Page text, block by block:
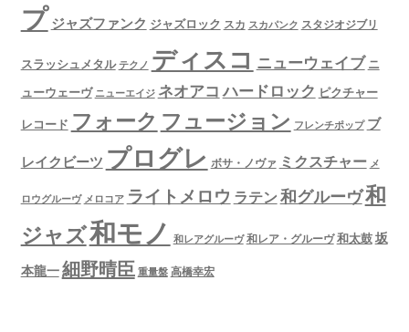
プ ジャズファンク ジャズロック スカ スカパンク スタジオジブリ
スラッシュメタル テクノ ディスコ ニューウェイブ ニ
ューウェーヴ ニューエイジ ネオアコ ハードロック ピクチャー
レコード フォーク フュージョン フレンチポップ ブ
レイクビーツ プログレ ボサ・ノヴァ ミクスチャー メ
ロウグルーヴ メロコア ライトメロウ ラテン 和グルーヴ和
ジャズ和モノ 和レアグルーヴ 和レア・グルーヴ 和太鼓坂
本龍一細野晴臣 重量盤 高橋幸宏